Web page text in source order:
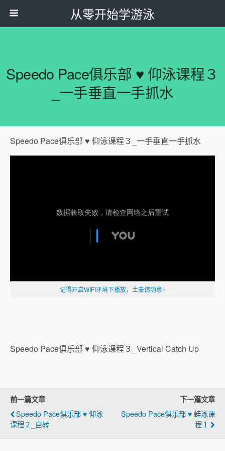
从零开始学游泳
Speedo Pace俱乐部 ♥ 仰泳课程３
_一手垂直一手抓水
Speedo Pace俱乐部 ♥ 仰泳课程３_一手垂直一手抓水
记得开启WIFI环境下播放，土豪请随意~
Speedo Pace俱乐部 ♥ 仰泳课程３_Vertical Catch Up
前一篇文章
Speedo Pace俱乐部 ♥ 仰泳
课程２_自转
下一篇文章
Speedo Pace俱乐部 ♥ 蛙泳课
程１